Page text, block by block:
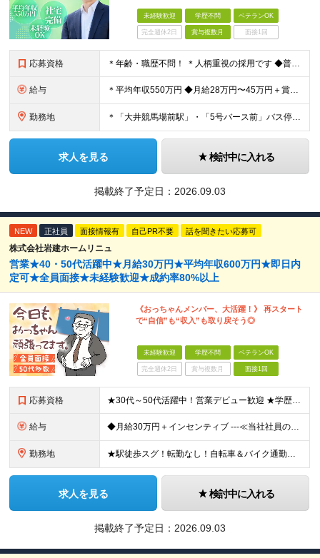
未経験歓迎 学歴不問 ベテランOK
完全週休2日 賞与複数月 面接1回
応募資格 ＊年齢・職歴不問！ ＊人柄重視の採用です ◆普通自動車免許をお持ちの方（AT限定可/取得後1年以上） ※大型二種免許の取得費用は全額会社で負担します！ ◆学歴不問 ★こんな方を大歓迎！ ・運転が好
給与 ＊平均年収550万円 ◆月給28万円〜45万円＋賞与年2回＋各種手当 ※経験・能力を考慮。 ※固定残業代を含む（60時間分/7.9万〜8.5万円含む・超過別途支給） ※試用期間3ヶ月あり（給与は千葉
勤務地 ＊「大井競馬場前駅」・「5号バース前」バス停すぐ ＊マイカー・バイク通勤OK（駐車場完備/ガソリン代支給） 【東京営業所】 東京都品川区八潮2-8-9 【本社営業所】 千葉県佐倉市城内町247-1
求人を見る 検討中に入れる
掲載終了予定日： 2026.09.03
NEW 正社員 面接情報有 自己PR不要 話を聞きたい応募可
株式会社岩建ホームリニュ
営業★40・50代活躍中★月給30万円★平均年収600万円★即日内
定可★全員面接★未経験歓迎★成約率80%以上
《おっちゃんメンバー、大活躍！》 再スタート
で“自信”も“収入”も取り戻そう◎
未経験歓迎 学歴不問 ベテランOK
完全週休2日 賞与複数月 面接1回
応募資格 ★30代～50代活躍中！営業デビュー歓迎 ★学歴・転職回数・ブランク不問 ★人柄重視の採用です！ ◆60歳未満の方【定年年齢を上限として募集するため】
給与 ◆月給30万円＋インセンティブ ---≪当社社員の実際の給与例≫--- ★元解体作業員・S（29歳） ・最高月収：67万8836円（総支給） ★元電気工事士・N（47歳） ・最高月収：96万508
勤務地 ★駅徒歩スグ！転勤なし！自転車＆バイク通勤相談OK 【本社】東京都足立区綾瀬2-27-12 (変更の範囲)上記を除く当社関連勤務地
求人を見る 検討中に入れる
掲載終了予定日： 2026.09.03